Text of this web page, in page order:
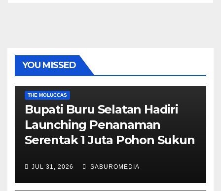
YOU MISSED
THE MOLUCCAS
Bupati Buru Selatan Hadiri
Launching Penanaman
Serentak 1 Juta Pohon Sukun
JUL 31, 2026 SABUROMEDIA
AMBON METRO JURNALISME AKTIVIS
POLITIK & PEMERINTAHAN